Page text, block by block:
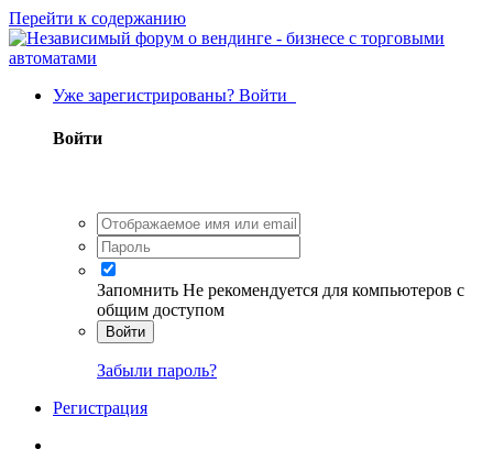
Перейти к содержанию
Уже зарегистрированы? Войти
Войти
Запомнить Не рекомендуется для компьютеров с
общим доступом
Войти
Забыли пароль?
Регистрация